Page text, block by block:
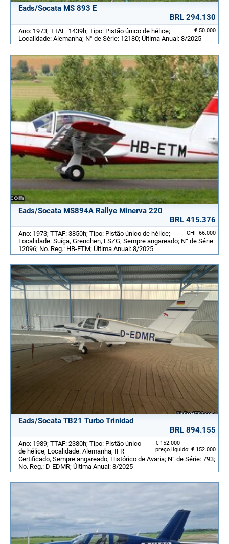
Eads/Socata MS 893 E
BRL 294.130
€ 50.000
Ano: 1973; TTAF: 1439h; Tipo: Pistão único de hélice;
Localidade: Alemanha; N° de Série: 12180; Última Anual: 8/2025
Eads/Socata MS894A Rallye Minerva 220
BRL 415.376
CHF 66.000
Ano: 1973; TTAF: 3850h; Tipo: Pistão único de hélice;
Localidade: Suíça, Grenchen, LSZG; Sempre angareado; N° de Série:
12096; No. Reg.: HB-ETM; Última Anual: 8/2025
Eads/Socata TB21 Turbo Trinidad
BRL 894.155
€ 152.000
preço líquido: € 152.000
Ano: 1989; TTAF: 2380h; Tipo: Pistão único
de hélice; Localidade: Alemanha; IFR
Certificado, Sempre angareado, Histórico de Avaria; N° de Série: 793;
No. Reg.: D-EDMR; Última Anual: 8/2025